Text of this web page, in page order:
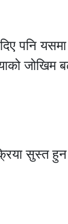
पनि
सुस्त